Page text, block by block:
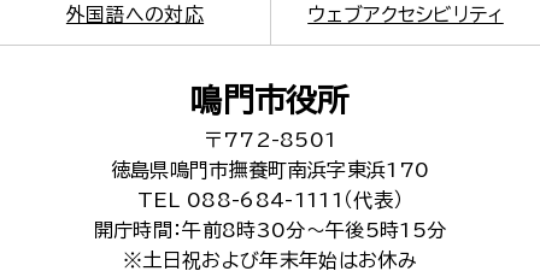
外国語への対応 ウェブアクセシビリティ
鳴門市役所
〒772-8501
徳島県鳴門市撫養町南浜字東浜170
TEL 088-684-1111（代表）
開庁時間：午前8時30分～午後5時15分
※土日祝および年末年始はお休み